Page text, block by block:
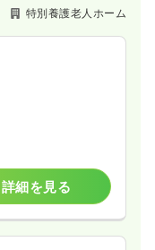
一時募集休止
詳細を見る
特別養護老人ホーム
詳細を見る